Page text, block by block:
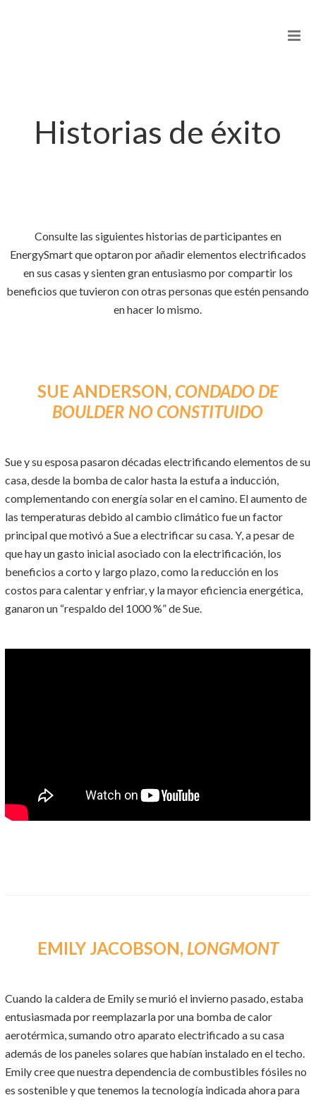
Historias de éxito
Consulte las siguientes historias de participantes en
EnergySmart que optaron por añadir elementos electrificados
en sus casas y sienten gran entusiasmo por compartir los
beneficios que tuvieron con otras personas que estén pensando
en hacer lo mismo.
SUE ANDERSON, CONDADO DE
BOULDER NO CONSTITUIDO
Sue y su esposa pasaron décadas electrificando elementos de su
casa, desde la bomba de calor hasta la estufa a inducción,
complementando con energía solar en el camino. El aumento de
las temperaturas debido al cambio climático fue un factor
principal que motivó a Sue a electrificar su casa. Y, a pesar de
que hay un gasto inicial asociado con la electrificación, los
beneficios a corto y largo plazo, como la reducción en los
costos para calentar y enfriar, y la mayor eficiencia energética,
ganaron un “respaldo del 1000 %” de Sue.
EMILY JACOBSON, LONGMONT
Cuando la caldera de Emily se murió el invierno pasado, estaba
entusiasmada por reemplazarla por una bomba de calor
aerotérmica, sumando otro aparato electrificado a su casa
además de los paneles solares que habían instalado en el techo.
Emily cree que nuestra dependencia de combustibles fósiles no
es sostenible y que tenemos la tecnología indicada ahora para